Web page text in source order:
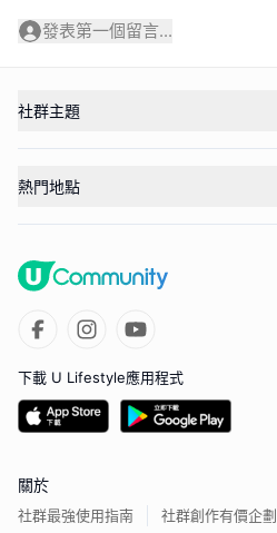
發表第一個留言...
社群主題
熱門地點
下載 U Lifestyle應用程式
關於
社群最強使用指南 社群創作有價企劃